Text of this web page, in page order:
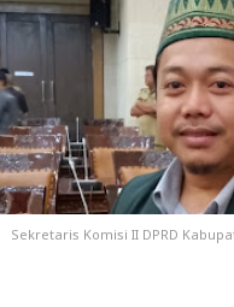
Sekretaris Komisi II DPRD